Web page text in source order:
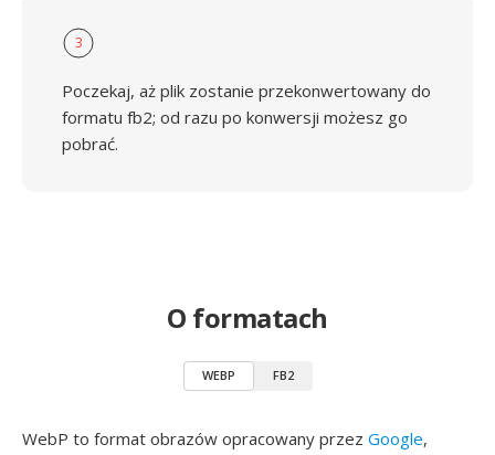
3
Poczekaj, aż plik zostanie przekonwertowany do
formatu fb2; od razu po konwersji możesz go
pobrać.
O formatach
WEBP FB2
WebP to format obrazów opracowany przez Google,